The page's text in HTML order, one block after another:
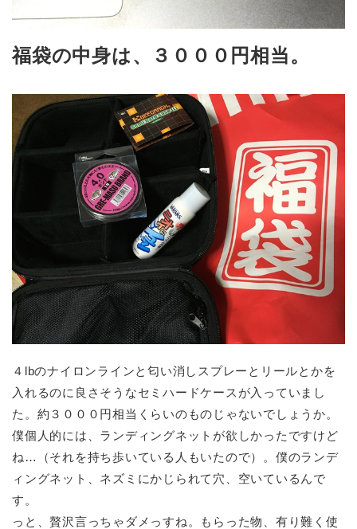
福袋の中身は、３０００円相当。
４lbのナイロンラインと匂い消しスプレーとリールとかを
入れるのに良さそうなセミハードケースが入っていまし
た。約３０００円相当くらいのものじゃないでしょうか。
僕個人的には、ランディングネットが欲しかったですけど
ね…（それを持ち歩いている人もいたので）。僕のランデ
ィングネット、ネズミにかじられて穴、空いているんで
す。
っと、贅沢言っちゃダメっすね。もらった物、有り難く使